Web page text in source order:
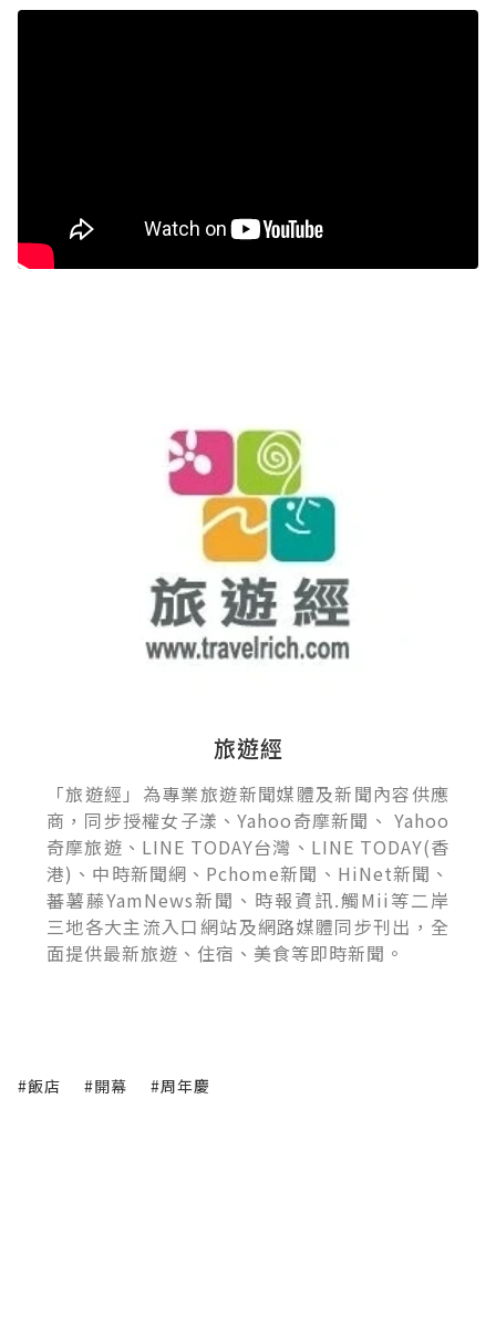
旅遊經
「旅遊經」為專業旅遊新聞媒體及新聞內容供應
商，同步授權女子漾、Yahoo奇摩新聞、 Yahoo
奇摩旅遊、LINE TODAY台灣、LINE TODAY(香
港)、中時新聞網、Pchome新聞、HiNet新聞、
蕃薯藤YamNews新聞、時報資訊.觸Mii等二岸
三地各大主流入口網站及網路媒體同步刊出，全
面提供最新旅遊、住宿、美食等即時新聞。
#飯店 #開幕 #周年慶